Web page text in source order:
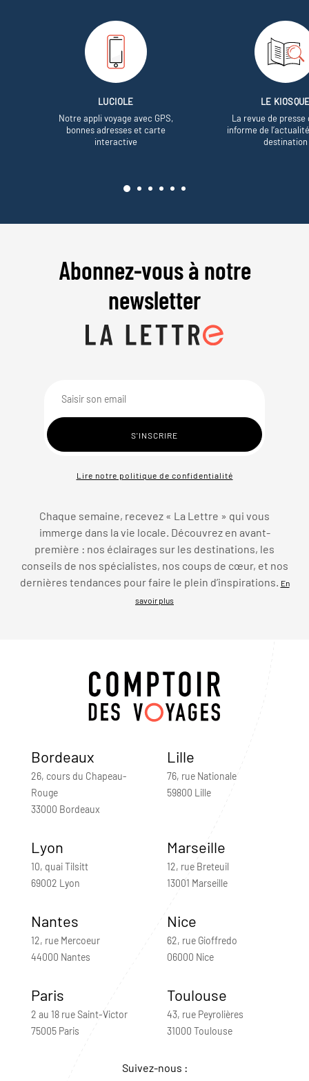
LUCIOLE
Notre appli voyage avec GPS,
bonnes adresses et carte
interactive
LE
La revue de presse
informe de
destination
Abonnez-vous à notre
newsletter
Lire notre politique de confidentialité
Chaque semaine, recevez « La Lettre » qui vous
immerge dans la vie locale. Découvrez en avant-
première : nos éclairages sur les destinations, les
conseils de nos spécialistes, nos coups de cœur, et nos
dernières tendances pour faire le plein d’inspirations.
En
savoir plus
Bordeaux
26, cours du Chapeau-
Rouge
33000 Bordeaux
Lille
76, rue Nationale
59800 Lille
Lyon
10, quai Tilsitt
69002 Lyon
Marseille
12, rue Breteuil
13001 Marseille
Nantes
12, rue Mercoeur
44000 Nantes
Nice
62, rue Gioffredo
06000 Nice
Paris
2 au 18 rue Saint-Victor
75005 Paris
Toulouse
43, rue Peyrolières
31000 Toulouse
Suivez-nous :